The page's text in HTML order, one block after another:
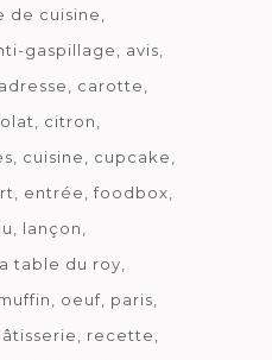
de cuisine
gaspillage
avis
carotte
citron
cuisine
cupcake
entrée
foodbox
lançon
table du roy
oeuf paris
recette